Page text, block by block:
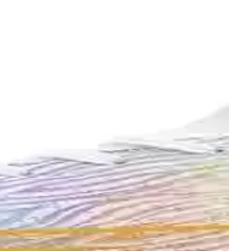
yüksek performans
ve hediye seçenekleri